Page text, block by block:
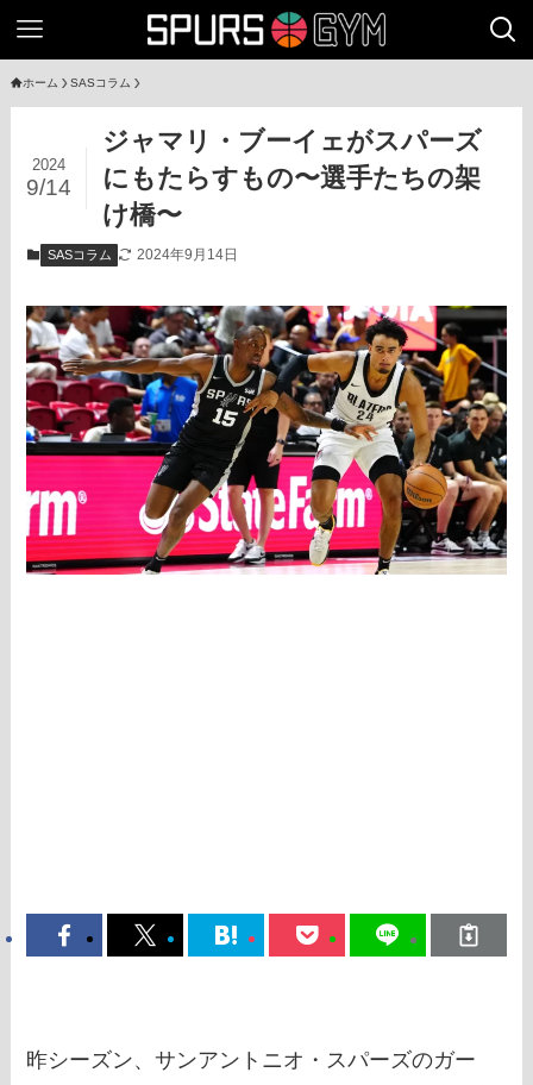
ホーム SASコラム
ジャマリ・ブーイェがスパーズ
にもたらすもの〜選手たちの架
け橋〜
2024
9/14
SASコラム 2024年9月14日
昨シーズン、サンアントニオ・スパーズのガー